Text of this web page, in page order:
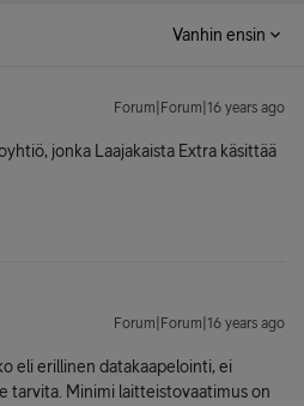
Vanhin ensin
Forum|Forum|16 years ago
jonka Laajakaista Extra käsittää
Forum|Forum|16 years ago
eli erillinen datakaapelointi, ei
tarvita. Minimi laitteistovaatimus on